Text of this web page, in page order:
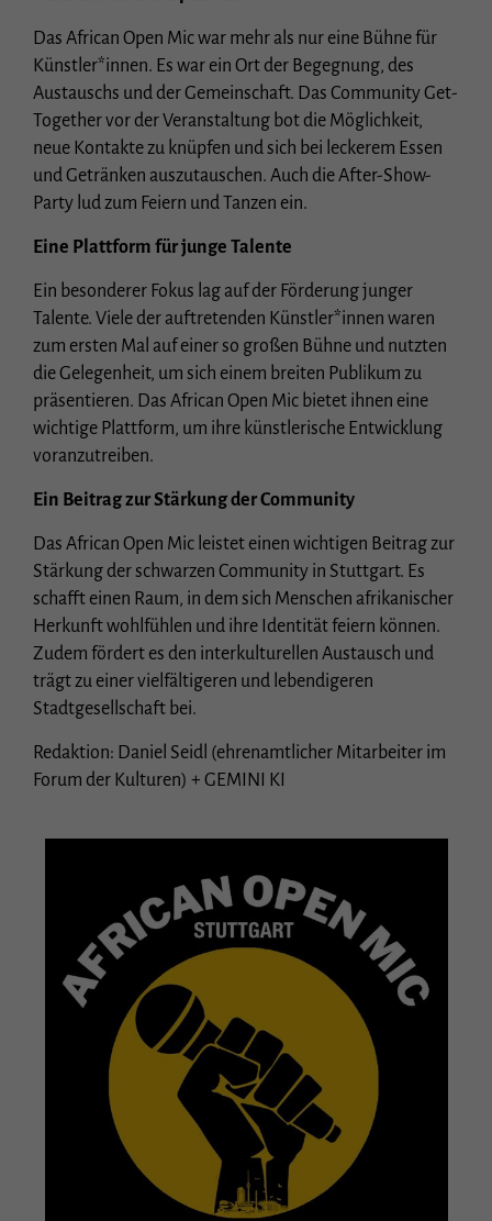
Das African Open Mic war mehr als nur eine Bühne für
Künstler*innen. Es war ein Ort der Begegnung, des
Austauschs und der Gemeinschaft. Das Community Get-
Together vor der Veranstaltung bot die Möglichkeit,
neue Kontakte zu knüpfen und sich bei leckerem Essen
und Getränken auszutauschen. Auch die After-Show-
Party lud zum Feiern und Tanzen ein.
Eine Plattform für junge Talente
Ein besonderer Fokus lag auf der Förderung junger
Talente. Viele der auftretenden Künstler*innen waren
zum ersten Mal auf einer so großen Bühne und nutzten
die Gelegenheit, um sich einem breiten Publikum zu
präsentieren. Das African Open Mic bietet ihnen eine
wichtige Plattform, um ihre künstlerische Entwicklung
voranzutreiben.
Ein Beitrag zur Stärkung der Community
Das African Open Mic leistet einen wichtigen Beitrag zur
Stärkung der schwarzen Community in Stuttgart. Es
schafft einen Raum, in dem sich Menschen afrikanischer
Herkunft wohlfühlen und ihre Identität feiern können.
Zudem fördert es den interkulturellen Austausch und
trägt zu einer vielfältigeren und lebendigeren
Stadtgesellschaft bei.
Redaktion: Daniel Seidl (ehrenamtlicher Mitarbeiter im
Forum der Kulturen) + GEMINI KI
Essenzielle Cookies ermöglichen grundlegende Funktionen und sind für die
einwandfreie Funktion der Website erforderlich.
Cookie-Informationen anzeigen
Statistiken (1)
Statistik Cookies erfassen Informationen anonym. Diese Informationen helfen uns
Inhalte von Videoplattformen und Social-Media-Plattformen werden
standardmäßig blockiert. Wenn Cookies von externen Medien akzeptiert werden,
bedarf der Zugriff auf diese Inhalte keiner manuellen Einwilligung mehr.
Cookie-Informationen anzeigen
Datenschutzerklärung Impressum